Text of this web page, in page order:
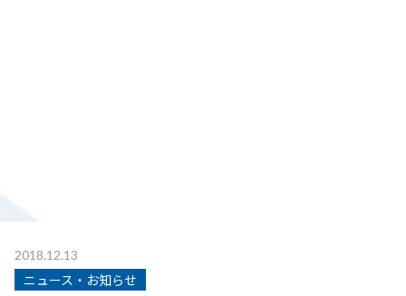
2018.12.13
ニュース・お知らせ